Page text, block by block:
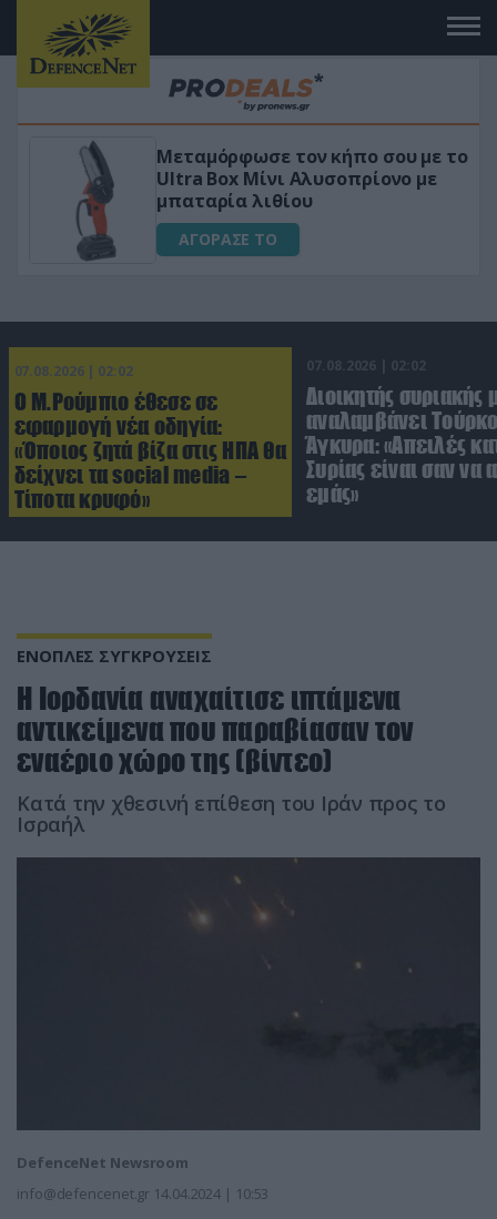
σου με το
«Μαγική» φόρμουλα
για αύξηση της λίμπιντο
ΑΓΟΡΑΣΕ ΤΟ
07.08.2026 | 02:02
Ο Μ.Ρούμπιο έθεσε σε
εφαρμογή νέα οδηγία:
«Όποιος ζητά βίζα στις ΗΠΑ θα
δείχνει τα social media –
Τίποτα κρυφό»
07.08.2026 | 02:02
Διοικητής συριακής
αναλαμβάνει
Άγκυρα: «Απειλές
Συρίας είναι σαν να
εμάς»
ΕΝΟΠΛΕΣ ΣΥΓΚΡΟΥΣΕΙΣ
Η Ιορδανία αναχαίτισε ιπτάμενα
αντικείμενα που παραβίασαν τον
εναέριο χώρο της (βίντεο)
Κατά την χθεσινή επίθεση του Ιράν προς το
Ισραήλ
DefenceNet Newsroom
info@defencenet.gr 14.04.2024 | 10:53